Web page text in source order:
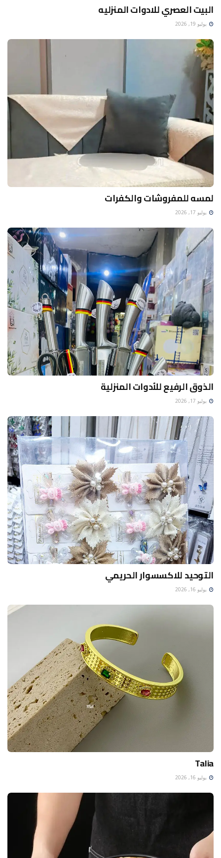
البيت العصري للادوات المنزليه
يوليو 19, 2026
لمسه للمفروشات والكفرات
يوليو 17, 2026
الذوق الرفيع للأدوات المنزلية
يوليو 17, 2026
التوحيد للاكسسوار الحريمي
يوليو 16, 2026
Talia
يوليو 16, 2026